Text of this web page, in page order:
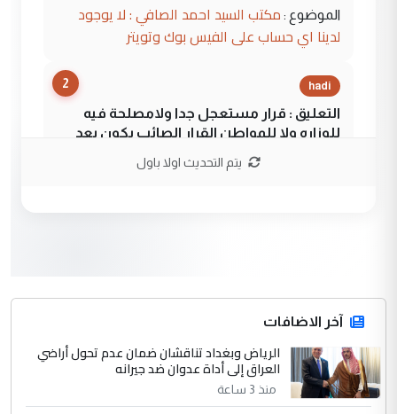
الموضوع : مكتب السيد احمد الصافي : لا يوجود
لدينا اي حساب على الفيس بوك وتويتر
2 hadi
التعليق : قرار مستعجل جدا ولامصلحة فيه
للوزاره ولا للمواطن القرار الصائب يكون بعد
جنسية الرافد الثالث للعراق ومن اصول عريقة
ابا فرات ...
الموضوع :
الجواهري يرد على صدام حسين سل
مضجعيك يابن الزنا (نص كامل)
يتم التحديث اولا باول
آخر الاضافات
الرياض وبغداد تناقشان ضمان عدم تحول أراضي
العراق إلى أداة عدوان ضد جيرانه
منذ 3 ساعة